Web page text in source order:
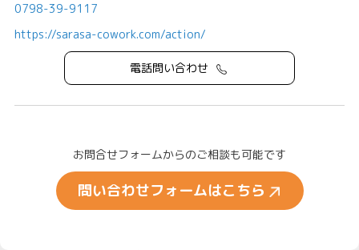
0798-39-9117
https://sarasa-cowork.com/action/
電話問い合わせ
お問合せフォームからのご相談も可能です
問い合わせフォームはこちら